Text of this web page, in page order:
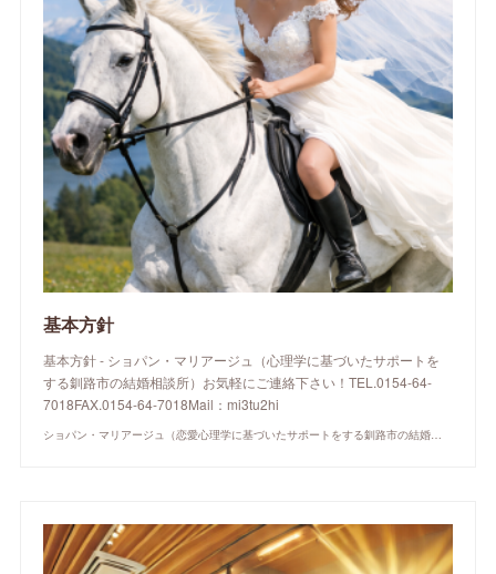
基本方針
基本方針 - ショパン・マリアージュ（心理学に基づいたサポートを
する釧路市の結婚相談所）お気軽にご連絡下さい！TEL.0154-64-
7018FAX.0154-64-7018Mail：mi3tu2hi